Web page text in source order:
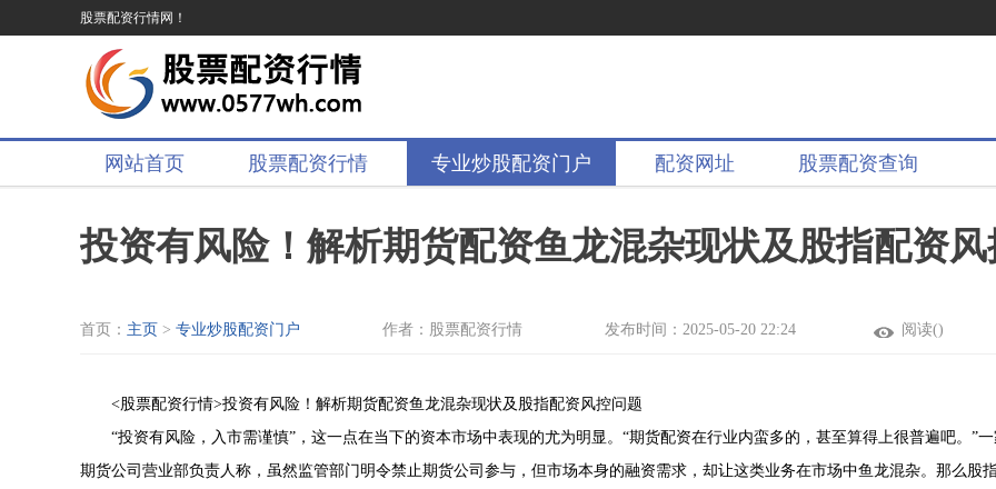
股票配资行情网！
网站首页 股票配资行情 专业炒股配资门户 配资网址 股票配资查询
投资有风险！解析期货配资鱼龙混杂现状及股指配资
首页： 主页 > 专业炒股配资门户 作者：股票配资行情 发布时间：2025-05-20 22:24 阅读()
<股票配资行情>投资有风险！解析期货配资鱼龙混杂现状及股指配资风控问题
“投资有风险，入市需谨慎”，这一点在当下的资本市场中表现的尤为明显。“期货配资在行业内蛮多的，甚至算得上很普遍吧。”
期货公司营业部负责人称，虽然监管部门明令禁止期货公司参与，但市场本身的融资需求，却让这类业务在市场中鱼龙混杂。那么股